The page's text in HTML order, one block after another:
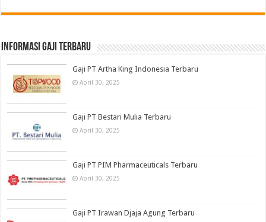
informasi gaji terbaru
Gaji PT Artha King Indonesia Terbaru
April 30, 2025
Gaji PT Bestari Mulia Terbaru
April 30, 2025
Gaji PT PIM Pharmaceuticals Terbaru
April 30, 2025
Gaji PT Irawan Djaja Agung Terbaru